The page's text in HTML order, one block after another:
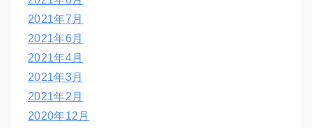
2021年7月
2021年6月
2021年4月
2021年3月
2021年2月
2020年12月